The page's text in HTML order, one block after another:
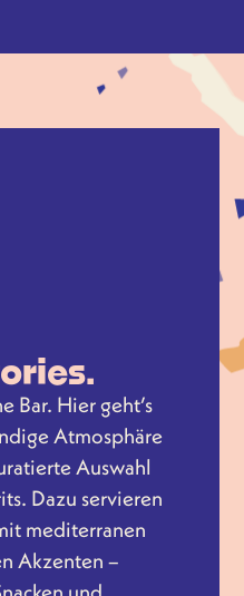
Bar. Hier geht’s
Atmosphäre
Auswahl
Dazu servieren
mediterranen
Akzenten –